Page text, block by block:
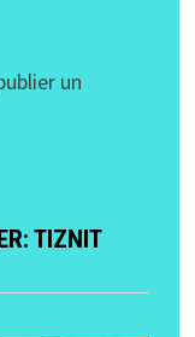
un
TIZNIT